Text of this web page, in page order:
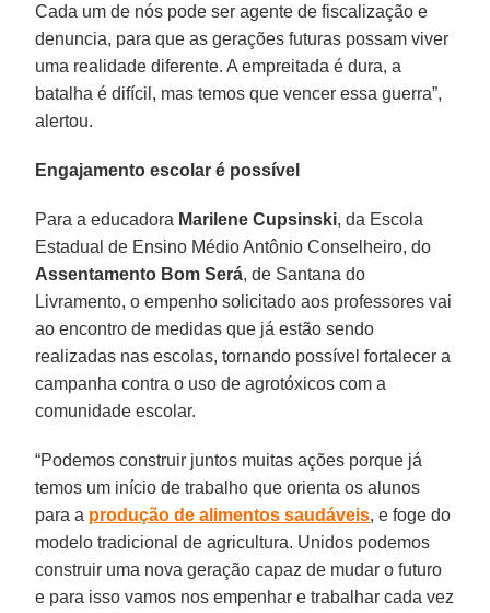
Cada um de nós pode ser agente de fiscalização e
denuncia, para que as gerações futuras possam viver
uma realidade diferente. A empreitada é dura, a
batalha é difícil, mas temos que vencer essa guerra”,
alertou.
Engajamento escolar é possível
Para a educadora Marilene Cupsinski, da Escola
Estadual de Ensino Médio Antônio Conselheiro, do
Assentamento Bom Será, de Santana do
Livramento, o empenho solicitado aos professores vai
ao encontro de medidas que já estão sendo
realizadas nas escolas, tornando possível fortalecer a
campanha contra o uso de agrotóxicos com a
comunidade escolar.
“Podemos construir juntos muitas ações porque já
temos um início de trabalho que orienta os alunos
para a produção de alimentos saudáveis, e foge do
modelo tradicional de agricultura. Unidos podemos
construir uma nova geração capaz de mudar o futuro
e para isso vamos nos empenhar e trabalhar cada vez